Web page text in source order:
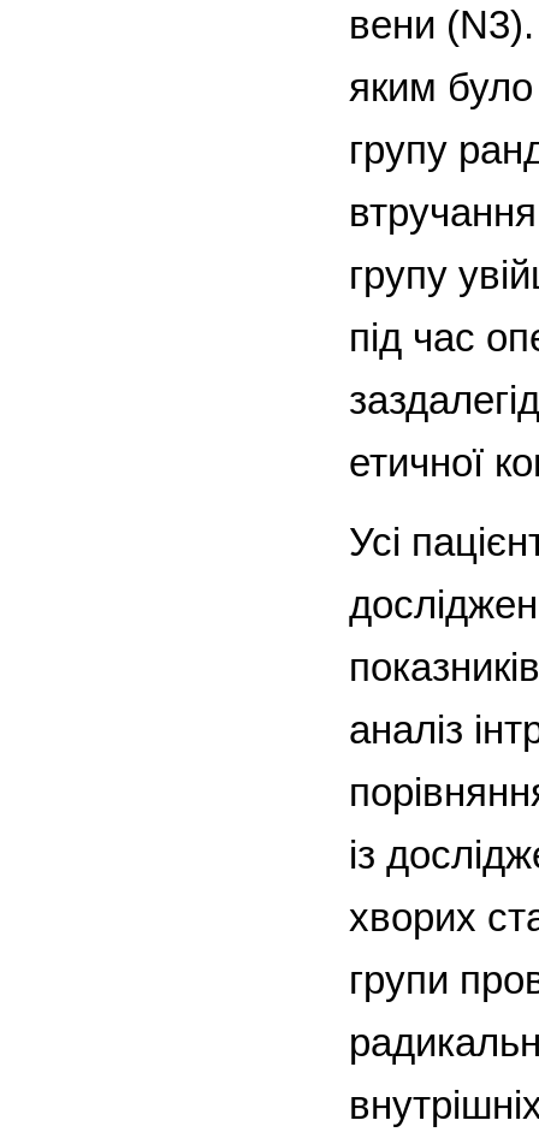
вени (N3).
яким
групу
групу
під час
етичної
Усі
аналіз
із
хворих
групи